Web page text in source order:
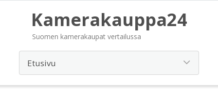
Kamerakauppa24
Suomen kamerakaupat vertailussa